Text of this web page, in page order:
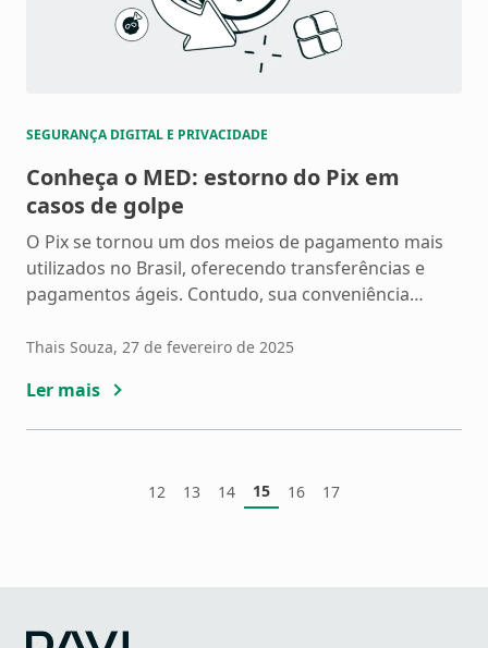
SEGURANÇA DIGITAL E PRIVACIDADE
Conheça o MED: estorno do Pix em
casos de golpe
O Pix se tornou um dos meios de pagamento mais
utilizados no Brasil, oferecendo transferências e
pagamentos ágeis. Contudo, sua conveniência
segurança dos usuários, o Banco Central
Pix (MED), uma medida que permite a recuperação
do valor perdido em alguns casos […]
Thais Souza, 27 de fevereiro de 2025
Ler mais
12 13
Página
14
Página
15 16 17